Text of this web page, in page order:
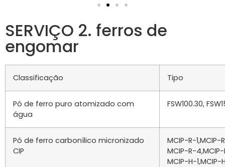
SERVIÇO 2. ferros de
engomar
Classificação Tipo
Pó de ferro puro atomizado com
água
FSW100.30,
Pó de ferro carbonílico micronizado
CIP
MCIP-R-1,MCIP-
MCIP-R-
MCIP-H-1,MCIP-